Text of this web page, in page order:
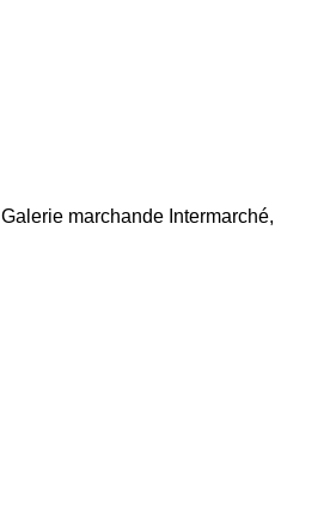
marchande Intermarché,